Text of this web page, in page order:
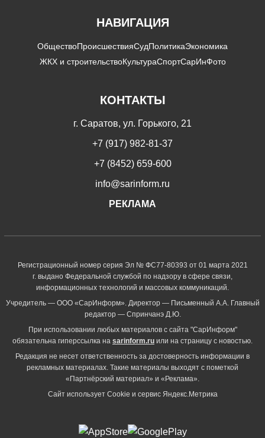
НАВИГАЦИЯ
ОбществоПроисшествияСудПолитикаЭкономика
ЖКХ и строительствоКультураСпортСарИнФото
КОНТАКТЫ
г. Саратов, ул. Горького, 21
+7 (917) 982-81-37
+7 (8452) 659-600
info@sarinform.ru
РЕКЛАМА
Регистрационный номер серия Эл № ФС77-80393 от 01 марта 2021
г. выдано Федеральной службой по надзору в сфере связи,
информационных технологий и массовых коммуникаций.
Учредитель — ООО «СарИнформ». Директор — Письменный А.А. Главный
редактор — Спринчанэ Д.Ю.
При использовании любых материалов с сайта "СарИнформ"
обязательна гиперссылка на sarinform.ru или на страницу с новостью.
Редакция не несет ответственность за достоверность информации в
рекламных материалах. Такие материалы выходят с пометкой
«Партнёрский материал» и «Реклама».
Сайт использует Cookie и сервиc Яндекс.Метрика